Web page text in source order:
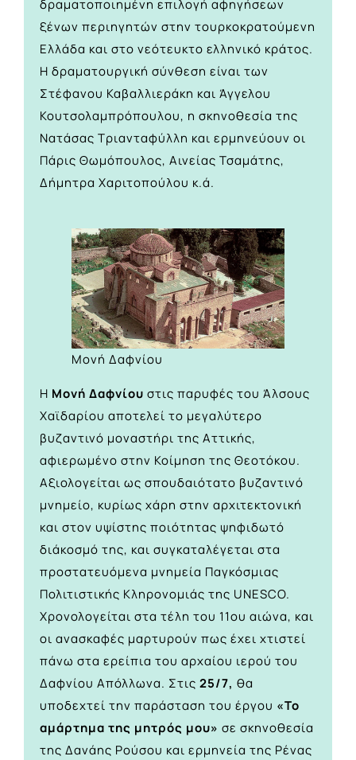
δραματοποιημένη επιλογή αφηγήσεων
ξένων περιηγητών στην τουρκοκρατούμενη
Ελλάδα και στο νεότευκτο ελληνικό κράτος.
Η δραματουργική σύνθεση είναι των
Στέφανου Καβαλλιεράκη και Άγγελου
Κουτσολαμπρόπουλου, η σκηνοθεσία της
Νατάσας Τριανταφύλλη και ερμηνεύουν οι
Πάρις Θωμόπουλος, Αινείας Τσαμάτης,
Δήμητρα Χαριτοπούλου κ.ά.
Μονή Δαφνίου
Η Μονή Δαφνίου στις παρυφές του Άλσους
Χαϊδαρίου αποτελεί το μεγαλύτερο
βυζαντινό μοναστήρι της Αττικής,
αφιερωμένο στην Κοίμηση της Θεοτόκου.
Αξιολογείται ως σπουδαιότατο βυζαντινό
μνημείο, κυρίως χάρη στην αρχιτεκτονική
και στον υψίστης ποιότητας ψηφιδωτό
διάκοσμό της, και συγκαταλέγεται στα
προστατευόμενα μνημεία Παγκόσμιας
Πολιτιστικής Κληρονομιάς της UNESCO.
Χρονολογείται στα τέλη του 11ου αιώνα, και
οι ανασκαφές μαρτυρούν πως έχει χτιστεί
πάνω στα ερείπια του αρχαίου ιερού του
Δαφνίου Απόλλωνα. Στις 25/7, θα
υποδεχτεί την παράσταση του έργου «Το
αμάρτημα της μητρός μου» σε σκηνοθεσία
της Δανάης Ρούσου και ερμηνεία της Ρένας